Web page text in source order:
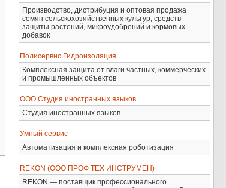
Производство, дистрибуция и оптовая продажа
семян сельскохозяйственных культур, средств
защиты растений, микроудобрений и кормовых
добавок
Полисервис Гидроизоляция
Комплексная защита от влаги частных, коммерческих
и промышленных объектов
ООО Студия иностранных языков
Студия иностранных языков
Умный сервис
Автоматизация и комплексная роботизация
REKON (ООО ПРОФ ТЕХ ИНСТРУМЕН)
REKON — поставщик профессионального